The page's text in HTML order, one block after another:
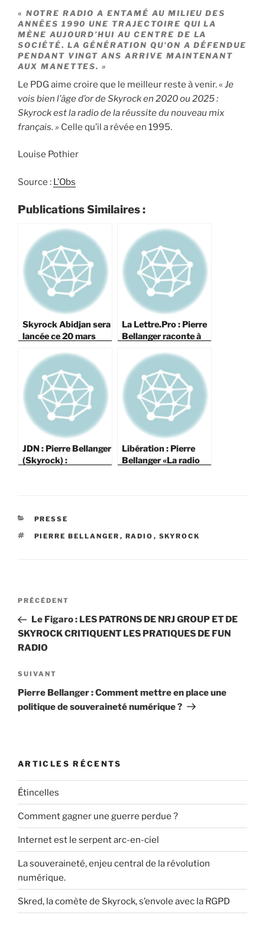
« NOTRE RADIO A ENTAMÉ AU MILIEU DES
ANNÉES 1990 UNE TRAJECTOIRE QUI LA
MÈNE AUJOURD’HUI AU CENTRE DE LA
SOCIÉTÉ. LA GÉNÉRATION QU’ON A DÉFENDUE
PENDANT VINGT ANS ARRIVE MAINTENANT
AUX MANETTES. »
Le PDG aime croire que le meilleur reste à venir. « Je
vois bien l’âge d’or de Skyrock en 2020 ou 2025 :
Skyrock est la radio de la réussite du nouveau mix
français. » Celle qu’il a rêvée en 1995.
Louise Pothier
Source : L’Obs
Publications Similaires :
Skyrock Abidjan sera
lancée ce 20 mars
La Lettre.Pro : Pierre
Bellanger raconte à
du futur
JDN : Pierre Bellanger
(Skyrock) :
Libération : Pierre
Bellanger «La radio
CATÉGORIES
PRESSE
ÉTIQUETTES
PIERRE BELLANGER , RADIO , SKYROCK
Navigation
l’article
Article
précédent
PRÉCÉDENT
Le Figaro : LES PATRONS DE NRJ GROUP ET DE
SKYROCK CRITIQUENT LES PRATIQUES DE FUN
RADIO
Article
suivant
SUIVANT
Pierre Bellanger : Comment mettre en place une
politique de souveraineté numérique ?
ARTICLES RÉCENTS
Étincelles
Comment gagner une guerre perdue ?
Internet est le serpent arc-en-ciel
La souveraineté, enjeu central de la révolution
numérique.
Skred, la comète de Skyrock, s’envole avec la RGPD